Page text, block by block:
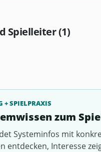
Spielleiter (1)
+ SPIELPRAXIS
zum
Systeminfos mit
entdecken, Interesse